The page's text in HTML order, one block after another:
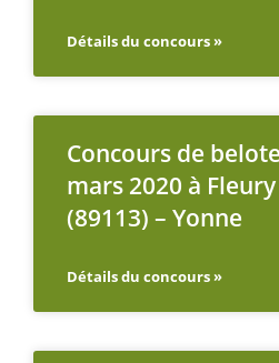
Détails du concours »
Concours de
mars 2020 à
(89113) – Yonne
Détails du concours »